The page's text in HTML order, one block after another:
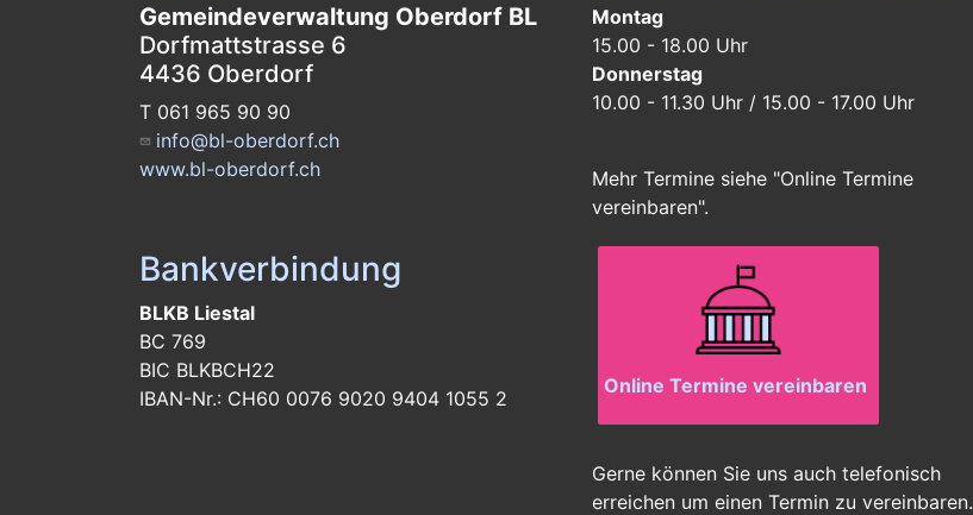
Gemeindeverwaltung Oberdorf BL
Dorfmattstrasse 6
4436 Oberdorf
T 061 965 90 90
info@bl-oberdorf.ch
www.bl-oberdorf.ch
Bankverbindung
BLKB Liestal
BC 769
BIC BLKBCH22
IBAN-Nr.: CH60 0076 9020 9404 1055 2
Montag
15.00 - 18.00 Uhr
Donnerstag
10.00 - 11.30 Uhr / 15.00 - 17.00 Uhr
Mehr Termine siehe "Online Termine
vereinbaren".
Online Termine vereinbaren
Gerne können Sie uns auch telefonisch
erreichen um einen Termin zu vereinbaren.